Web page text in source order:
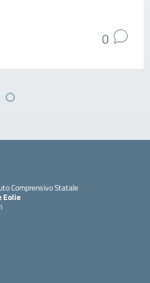
0
Comprensivo Statale
Eolie